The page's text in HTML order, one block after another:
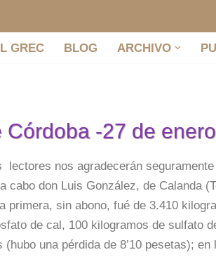
GREC BLOG ARCHIVO
Córdoba -27 de
lectores nos agradecerán
cabo don Luis González, de Calanda
primera, sin abono, fué de 3.410
de cal, 100 kilogramos de sulfato
una pérdida de 8’10 pesetas);